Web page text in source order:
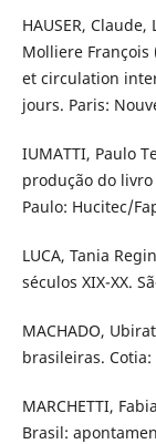
HAUSER, Claude,
Molliere
et circulation
jours. Paris:
IUMATTI, Paulo
produção do livro
Paulo: Hucitec/
LUCA, Tania
séculos XIX-XX.
MACHADO,
brasileiras. Cotia:
MARCHETTI,
Brasil: